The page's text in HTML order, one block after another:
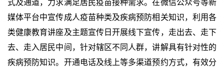
式及通道，力求满足居民疫苗接种需求。在微信公众号等新
媒体平台中宣传成人疫苗种类及疾病预防相关知识，利用各
类健康教育讲座及主题宣传日开展线下宣传，走出去、走下
去、走入居民中间，针对辖区不同人群，讲解具有针对性的
疾病预防知识。开通电话及线上等多渠道预约方式，有效分